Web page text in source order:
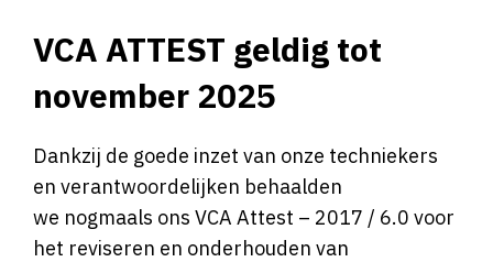
VCA ATTEST geldig tot
november 2025
Dankzij de goede inzet van onze techniekers
en verantwoordelijken behaalden
we nogmaals ons VCA Attest – 2017 / 6.0 voor
het reviseren en onderhouden van